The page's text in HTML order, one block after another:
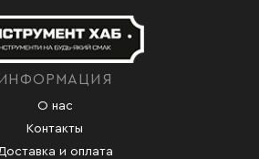
ИНФОРМАЦИЯ
О нас
Контакты
и оплата